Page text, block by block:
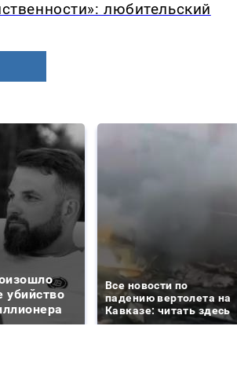
любительский
убийство
Все новости по
падению вертолета на
Кавказе: читать здесь